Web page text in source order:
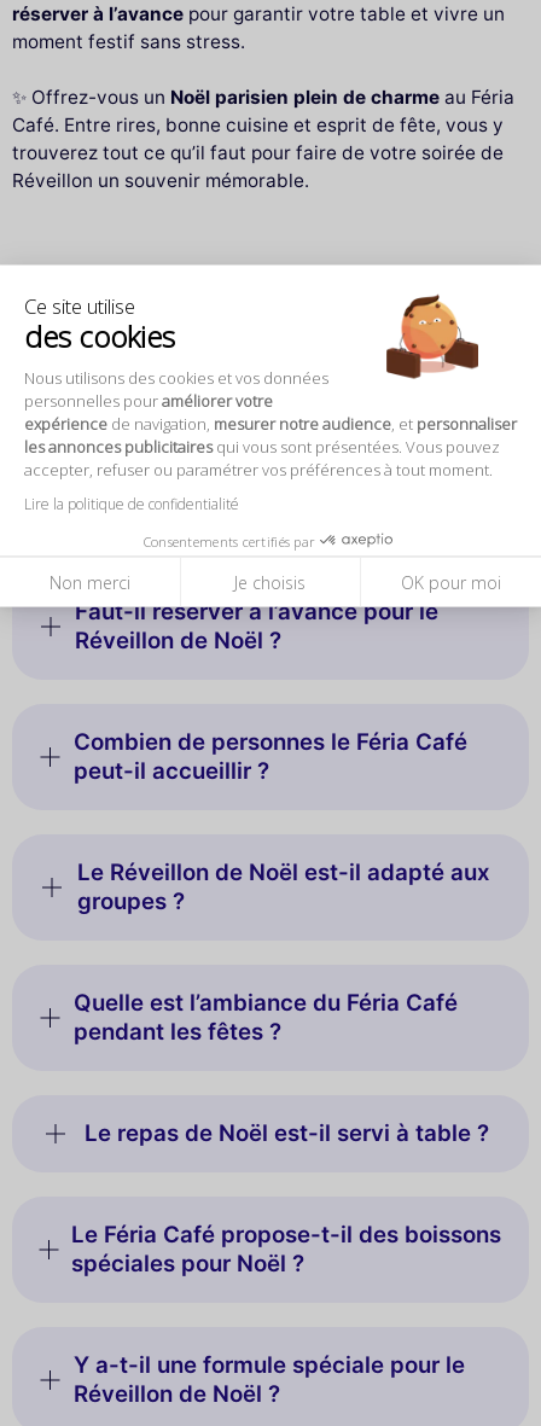
Ce site utilise
des cookies
Nous utilisons des cookies et vos données
personnelles pouraméliorer votre
expérience de navigation, mesurer notre audience , et personnaliser
les annonces publicitairesqui vous sont présentées. Vous pouvez
accepter, refuser ou paramétrer vos préférences à tout moment.
Lire la politique de confidentialité
Consentements certifiés par
Non merci Je choisis OK pour moi
réserver à l’avance pour garantir votre table et vivre un
moment festif sans stress.
✨ Offrez-vous un Noël parisien plein de charme au Féria
Café. Entre rires, bonne cuisine et esprit de fête, vous y
trouverez tout ce qu’il faut pour faire de votre soirée de
Réveillon un souvenir mémorable.
Questions fréquentes
Où se situe le Féria Café ?
Comment venir au Féria Café en
transports en commun ?
Faut-il réserver à l’avance pour le
Réveillon de Noël ?
Combien de personnes le Féria Café
peut-il accueillir ?
Le Réveillon de Noël est-il adapté aux
groupes ?
Quelle est l’ambiance du Féria Café
pendant les fêtes ?
Le repas de Noël est-il servi à table ?
Le Féria Café propose-t-il des boissons
spéciales pour Noël ?
Y a-t-il une formule spéciale pour le
Réveillon de Noël ?